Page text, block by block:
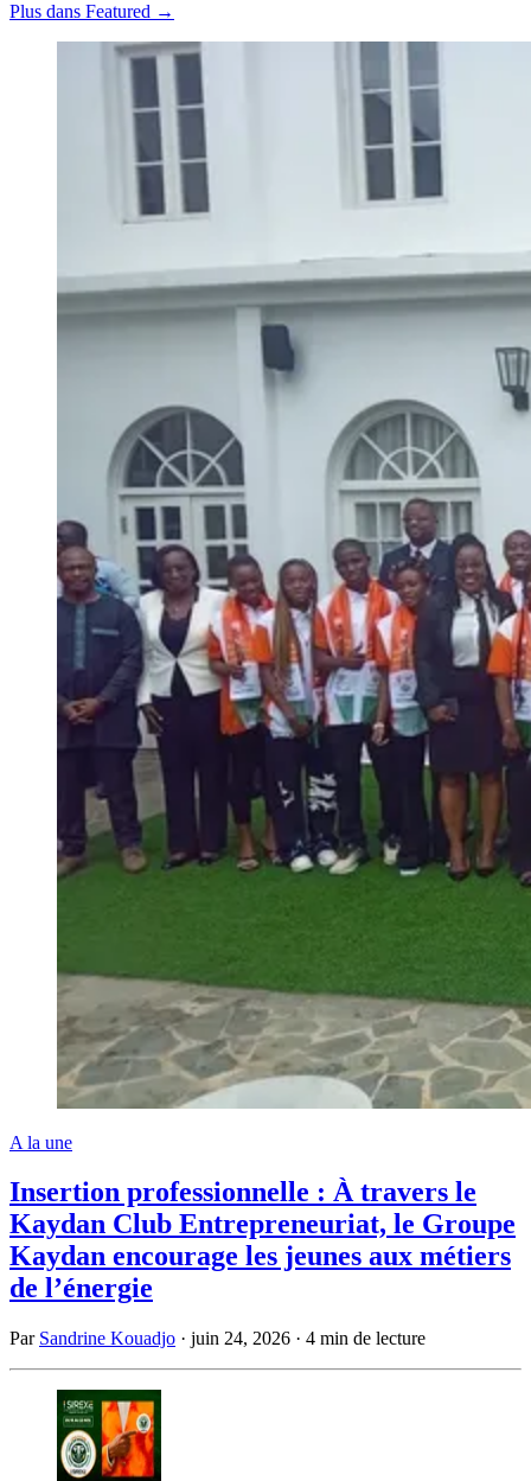
Plus dans Featured →
A la une
Insertion professionnelle : À travers le
Kaydan Club Entrepreneuriat, le Groupe
Kaydan encourage les jeunes aux métiers
de l’énergie
Par Sandrine Kouadjo · juin 24, 2026 · 4 min de lecture